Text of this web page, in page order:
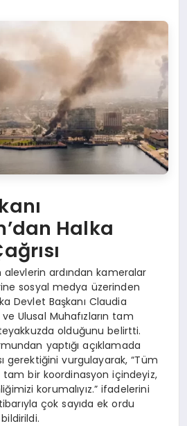
Halka
alevlerin ardından kameralar
sosyal medya üzerinden
Devlet Başkanı Claudia
Ulusal Muhafızların tam
olduğunu belirtti.
yaptığı açıklamada
gerektiğini vurgulayarak, “Tüm
bir koordinasyon içindeyiz,
korumalıyız.” ifadelerini
çok sayıda ek ordu